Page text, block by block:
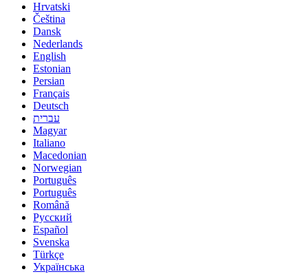
Hrvatski
Čeština
Dansk
Nederlands
English
Estonian
Persian
Français
Deutsch
עברית
Magyar
Italiano
Macedonian
Norwegian
Português
Português
Română
Русский
Español
Svenska
Türkçe
Українська